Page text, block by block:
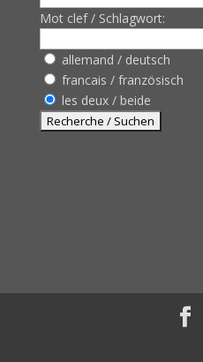
Mot clef / Schlagwort:
allemand / deutsch
francais / französisch
les deux / beide